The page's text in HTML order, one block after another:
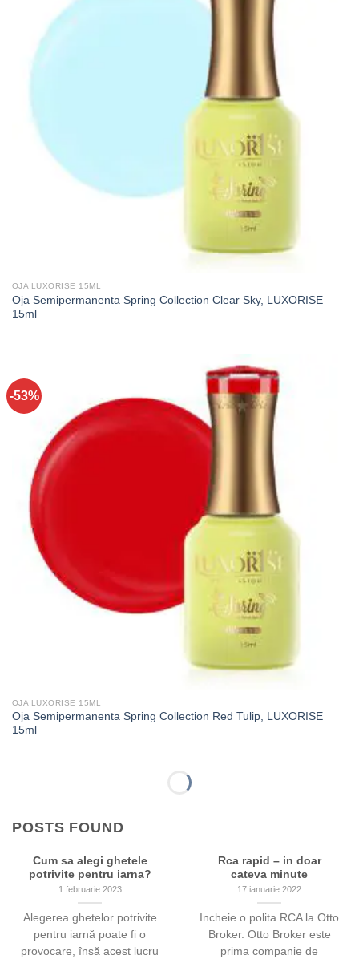
OJA LUXORISE 15ML
Oja Semipermanenta Spring Collection Clear Sky, LUXORISE
15ml
-53%
OJA LUXORISE 15ML
Oja Semipermanenta Spring Collection Red Tulip, LUXORISE
15ml
POSTS FOUND
Cum sa alegi ghetele
potrivite pentru iarna?
1 februarie 2023
Alegerea ghetelor potrivite
pentru iarnă poate fi o
provocare, însă acest lucru
Rca rapid – in doar
cateva minute
17 ianuarie 2022
Incheie o polita RCA la Otto
Broker. Otto Broker este
prima companie de